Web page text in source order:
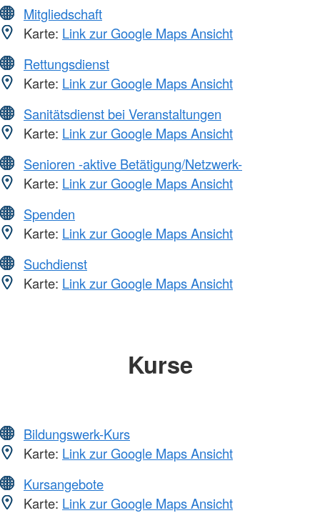
Mitgliedschaft
Karte: Link zur Google Maps Ansicht
Rettungsdienst
Karte: Link zur Google Maps Ansicht
Sanitätsdienst bei Veranstaltungen
Karte: Link zur Google Maps Ansicht
Senioren -aktive Betätigung/Netzwerk-
Karte: Link zur Google Maps Ansicht
Spenden
Karte: Link zur Google Maps Ansicht
Suchdienst
Karte: Link zur Google Maps Ansicht
Kurse
Bildungswerk-Kurs
Karte: Link zur Google Maps Ansicht
Kursangebote
Karte: Link zur Google Maps Ansicht